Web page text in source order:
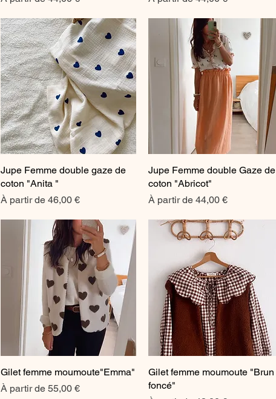
Aperçu rapide
Jupe Femme double gaze de
coton "Anita "
À partir de 46,00 €
Prix promotionnel
Aperçu rapide
Jupe Femme double Gaze de
coton "Abricot"
À partir de 44,00 €
Prix promotionnel
Aperçu rapide
Gilet femme moumoute"Emma"
À partir de 55,00 €
Prix promotionnel
Aperçu rapide
Gilet femme moumoute "Brun
foncé"